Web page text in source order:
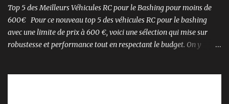
Top 5 des Meilleurs Véhicules RC pour le Bashing pour moins de
600€ Pour ce nouveau top 5 des véhicules RC pour le bashing
avec une limite de prix à 600 €, voici une sélection qui mise sur
robustesse et performance tout en respectant le budget. On y